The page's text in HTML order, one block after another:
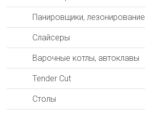
Панировщики, лезонирование
Слайсеры
Варочные котлы, автоклавы
Tender Cut
Столы